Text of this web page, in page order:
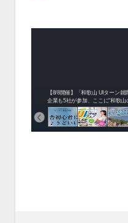
【8/8開催】「和歌山 UIターン
企業も5社が参加、ここに“和歌山